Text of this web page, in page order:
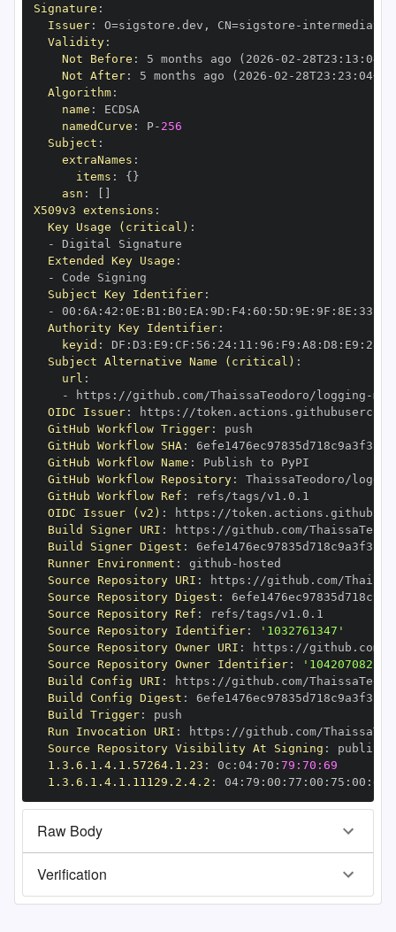
Signature :
Issuer: O=sigstore.dev , CN=sigstore -
Validity:
Not Before : 5 months ago (2026 -02 - 28T23 : 13 :
Not After: 5 months ago (2026 -02 - 28T23 : 23 : 04+00
Algorithm:
name :
namedCurve : P- 256
Subject :
extraNames :
items : { }
asn :
X509v3 extensions :
Key Usage (critical) :
-
Extended Key Usage :
-
Subject Key Identifier:
-
00 : 6A : 42 : 0E : B1 : B0 : EA : 9D : F4: 60 : 5D : 9E : 9F : 8E : 33
Authority Key Identifier:
keyid : DF : D3 : E9 : CF : 56 : 24: 11 : 96 : F9 : A8 : D8 : E9 : 28
Subject Alternative Name (critical) :
url :
-
https : //github.com/ThaissaTeodoro/logging -
OIDC Issuer: https :
GitHub Workflow Trigger:
GitHub Workflow SHA:
GitHub Workflow Name :
GitHub Workflow Repository:
ThaissaTeodoro/
GitHub Workflow Ref :
OIDC Issuer (v2) : https :
Build Signer URI : https : //github.com/
Build Signer Digest :
Runner Environment : github -
Source Repository URI : https : //github.com/
Source Repository Digest :
Source Repository Ref :
Source Repository Identifier:
'1032761347'
Source Repository Owner URI : https :
Source Repository Owner Identifier:
'104207082'
Build Config URI : https : //github.com/
Build Config Digest :
Build Trigger:
Run Invocation URI : https : //github.com/
Source Repository Visibility At Signing :
1.3.6.1.4.1.57264.1.23 : 0c : 04: 70 : 79:70:69
1.3.6.1.4.1.11129.2.4.2 : 04: 79 : 00 : 77 : 00 : 75 : 00 : dd
Raw Body
Verification